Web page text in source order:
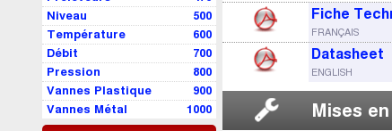
500
Niveau
600
Température
700
Débit
800
Pression
900
Vannes Plastique
1000
Vannes Métal
Fiche
FRANÇAIS
Datasheet
ENGLISH
Mises